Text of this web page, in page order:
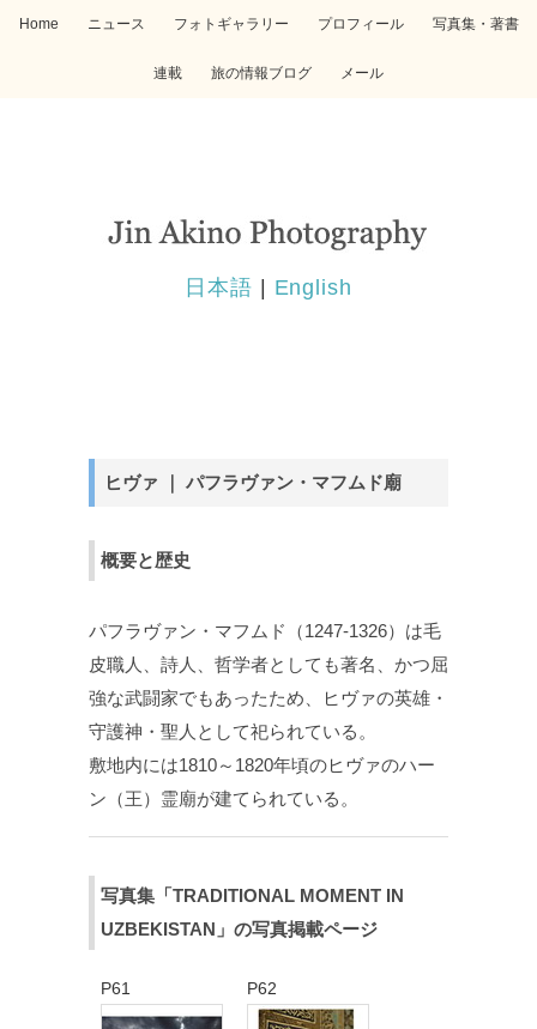
Home ニュース フォトギャラリー プロフィール 写真集・著書
連載 旅の情報ブログ メール
日本語 English
ヒヴァ ｜ パフラヴァン・マフムド廟
概要と歴史
パフラヴァン・マフムド（1247-1326）は毛
皮職人、詩人、哲学者としても著名、かつ屈
強な武闘家でもあったため、ヒヴァの英雄・
守護神・聖人として祀られている。
敷地内には1810～1820年頃のヒヴァのハー
ン（王）霊廟が建てられている。
写真集「TRADITIONAL MOMENT IN
UZBEKISTAN」の写真掲載ページ
P61 P62